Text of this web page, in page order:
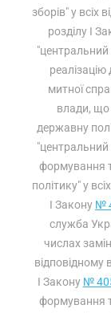
зборів" у всіх
розділу I
митної
влади, що
державну
формування
політику" у
I Закону №
служба
числах
відповідному
I Закону №
формування